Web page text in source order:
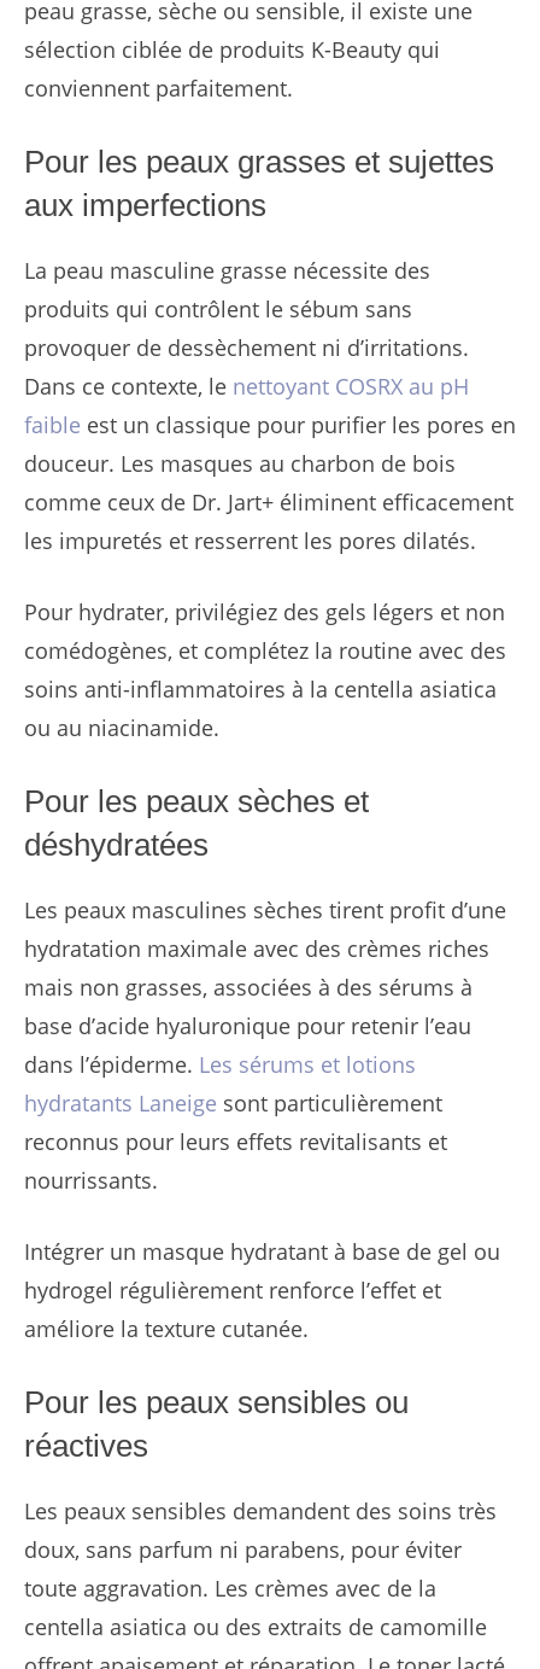
peau grasse, sèche ou sensible, il existe une
sélection ciblée de produits K-Beauty qui
conviennent parfaitement.
Pour les peaux grasses et sujettes
aux imperfections
La peau masculine grasse nécessite des
produits qui contrôlent le sébum sans
provoquer de dessèchement ni d’irritations.
Dans ce contexte, le nettoyant COSRX au pH
faible est un classique pour purifier les pores en
douceur. Les masques au charbon de bois
comme ceux de Dr. Jart+ éliminent efficacement
les impuretés et resserrent les pores dilatés.
Pour hydrater, privilégiez des gels légers et non
comédogènes, et complétez la routine avec des
soins anti-inflammatoires à la centella asiatica
ou au niacinamide.
Pour les peaux sèches et
déshydratées
Les peaux masculines sèches tirent profit d’une
hydratation maximale avec des crèmes riches
mais non grasses, associées à des sérums à
base d’acide hyaluronique pour retenir l’eau
dans l’épiderme. Les sérums et lotions
hydratants Laneige sont particulièrement
reconnus pour leurs effets revitalisants et
nourrissants.
Intégrer un masque hydratant à base de gel ou
hydrogel régulièrement renforce l’effet et
améliore la texture cutanée.
Pour les peaux sensibles ou
réactives
Les peaux sensibles demandent des soins très
doux, sans parfum ni parabens, pour éviter
toute aggravation. Les crèmes avec de la
centella asiatica ou des extraits de camomille